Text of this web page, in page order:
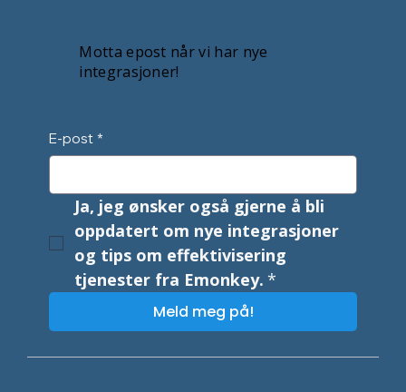
Motta epost når vi har nye
integrasjoner!
E-post *
Ja, jeg ønsker også gjerne å bli
oppdatert om nye integrasjoner
og tips om effektivisering
tjenester fra Emonkey. *
Meld meg på!